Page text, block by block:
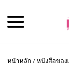
หน้าหลัก /หนังสือของ